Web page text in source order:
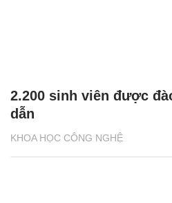
KHOA HỌC CÔNG NGHỆ
2.200 sinh viên được
dẫn